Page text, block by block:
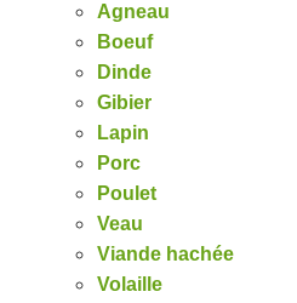
Agneau
Boeuf
Dinde
Gibier
Lapin
Porc
Poulet
Veau
Viande hachée
Volaille